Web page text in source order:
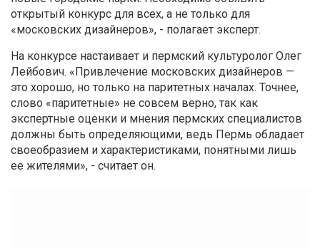
открытый конкурс для всех, а не только для
«московских дизайнеров», - полагает эксперт.
На конкурсе настаивает и пермский культуролог Олег
Лейбович. «Привлечение московских дизайнеров —
это хорошо, но только на паритетных началах. Точнее,
слово «паритетные» не совсем верно, так как
экспертные оценки и мнения пермских специалистов
должны быть определяющими, ведь Пермь обладает
своеобразием и характеристиками, понятными лишь
ее жителями», - считает он.